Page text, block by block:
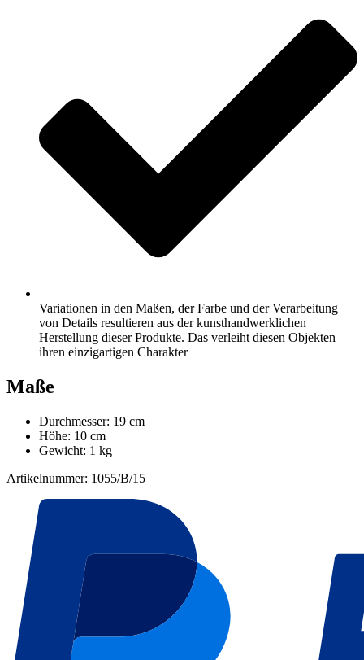
Variationen in den Maßen, der Farbe und der Verarbeitung
von Details resultieren aus der kunsthandwerklichen
Herstellung dieser Produkte. Das verleiht diesen Objekten
ihren einzigartigen Charakter
Maße
Durchmesser: 19 cm
Höhe: 10 cm
Gewicht: 1 kg
Artikelnummer: 1055/B/15